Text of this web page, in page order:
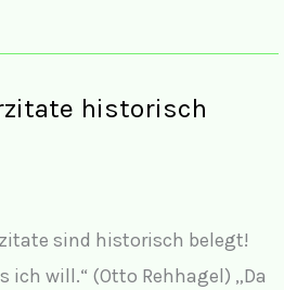
historisch
sind historisch belegt!
ich will.“ (Otto Rehhagel) „Da